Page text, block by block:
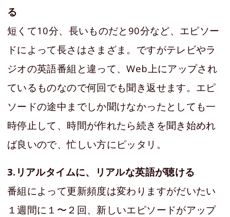
る
短くて10分、長いものだと90分など、エピソー
ドによって長さはさまざま。ですがテレビやラ
ジオの英語番組と違って、Web上にアップされ
ているものなので何回でも聞き返せます。エピ
ソードの途中までしか聞けなかったとしても一
時停止して、時間が作れたら続きを聞き始めれ
ば良いので、忙しい方にピッタリ。
3.リアルタイムに、リアルな英語が聴ける
番組によって更新頻度は変わりますがだいたい
１週間に１〜２回、新しいエピソードがアップ